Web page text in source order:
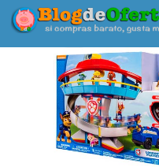
Debajo del contenido